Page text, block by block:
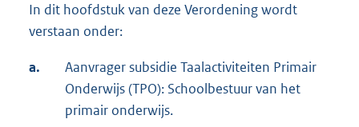
In dit hoofdstuk van deze Verordening wordt
verstaan onder:
a.
Aanvrager subsidie Taalactiviteiten Primair
Onderwijs (TPO): Schoolbestuur van het
primair onderwijs.